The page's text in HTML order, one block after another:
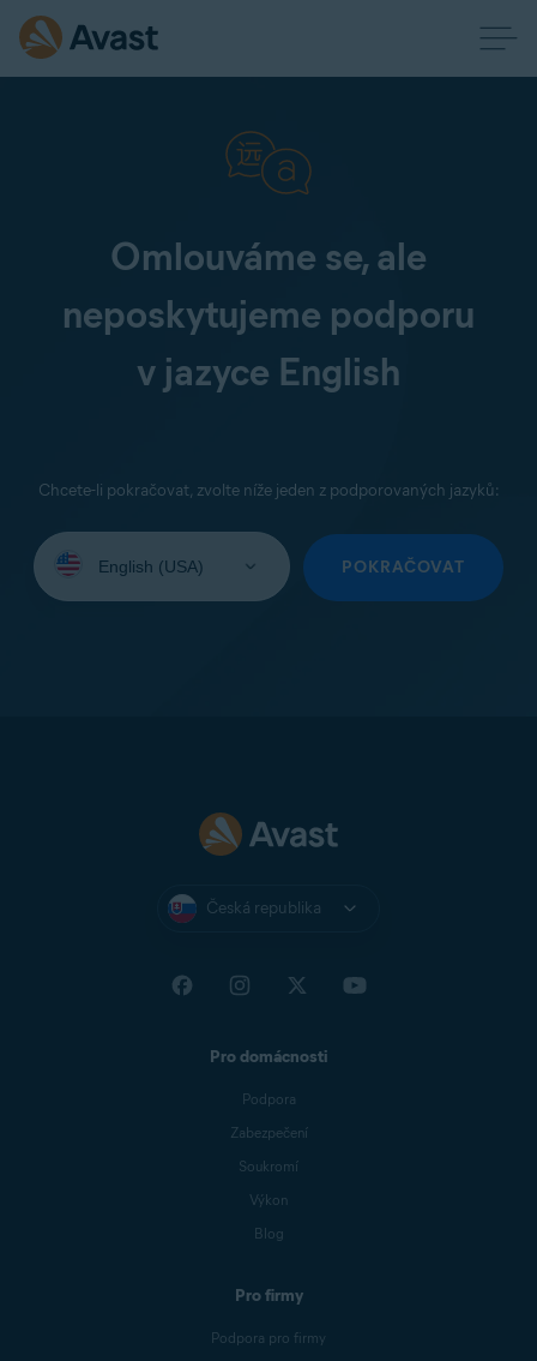
Omlouváme se, ale
neposkytujeme podporu
v jazyce English
Chcete-li pokračovat, zvolte níže jeden z podporovaných jazyků:
jazyk:
POKRAČOVAT
Česká republika
Pro domácnosti
Podpora
Zabezpečení
Soukromí
Výkon
Blog
Pro firmy
Podpora pro firmy